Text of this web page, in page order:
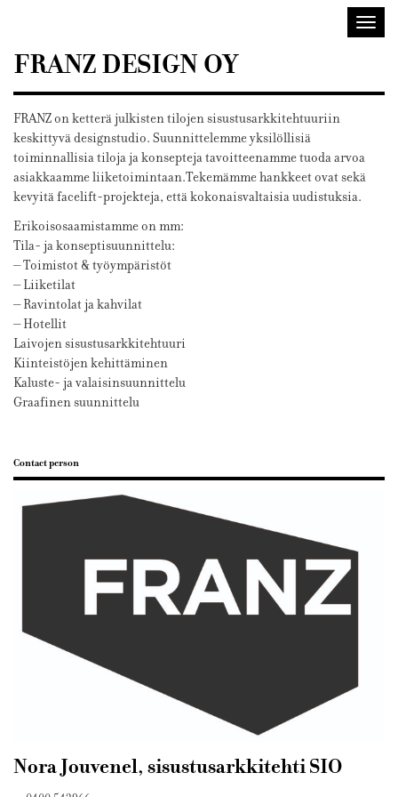
FRANZ DESIGN OY
FRANZ on ketterä julkisten tilojen sisustusarkkitehtuuriin
keskittyvä designstudio. Suunnittelemme yksilöllisiä
toiminnallisia tiloja ja konsepteja tavoitteenamme tuoda arvoa
asiakkaamme liiketoimintaan.Tekemämme hankkeet ovat sekä
kevyitä facelift-projekteja, että kokonaisvaltaisia uudistuksia.
Erikoisosaamistamme on mm:
Tila- ja konseptisuunnittelu:
– Toimistot & työympäristöt
– Liiketilat
– Ravintolat ja kahvilat
– Hotellit
Laivojen sisustusarkkitehtuuri
Kiinteistöjen kehittäminen
Kaluste- ja valaisinsuunnittelu
Graafinen suunnittelu
Contact person
Nora Jouvenel, sisustusarkkitehti SIO